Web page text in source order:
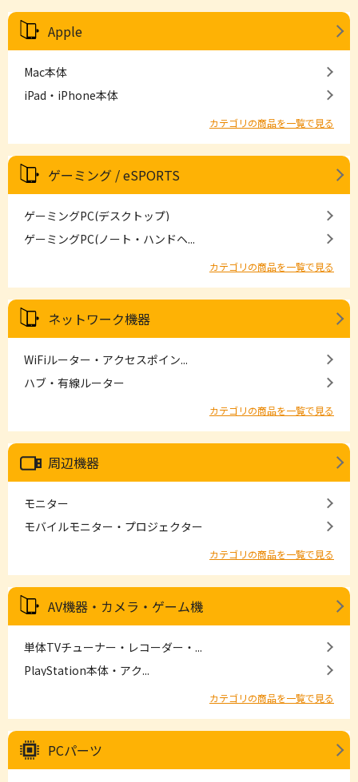
Apple
Mac本体
iPad・iPhone本体
カテゴリの商品を一覧で見る
ゲーミング / eSPORTS
ゲーミングPC(デスクトップ)
ゲーミングPC(ノート・ハンドヘ...
カテゴリの商品を一覧で見る
ネットワーク機器
WiFiルーター・アクセスポイン...
ハブ・有線ルーター
カテゴリの商品を一覧で見る
周辺機器
モニター
モバイルモニター・プロジェクター
カテゴリの商品を一覧で見る
AV機器・カメラ・ゲーム機
単体TVチューナー・レコーダー・...
PlayStation本体・アク...
カテゴリの商品を一覧で見る
PCパーツ